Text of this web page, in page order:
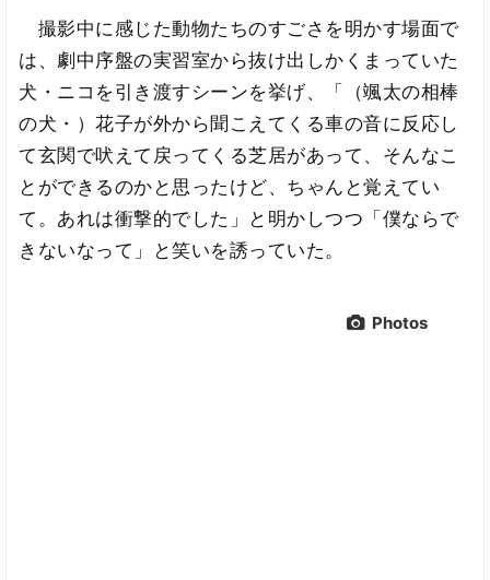
撮影中に感じた動物たちのすごさを明かす場面で
は、劇中序盤の実習室から抜け出しかくまっていた
犬・ニコを引き渡すシーンを挙げ、「（颯太の相棒
の犬・）花子が外から聞こえてくる車の音に反応し
て玄関で吠えて戻ってくる芝居があって、そんなこ
とができるのかと思ったけど、ちゃんと覚えてい
て。あれは衝撃的でした」と明かしつつ「僕ならで
きないなって」と笑いを誘っていた。
Photos